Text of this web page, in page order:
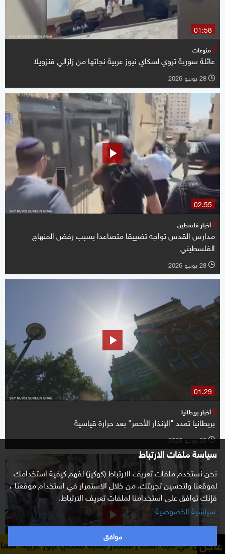
سياسة ملفات الارتباط
نحن نستخدم ملفات تعريف الارتباط (كوكيز) لفهم كيفية استخدامك
لموقعنا ولتحسين تجربتك. من خلال الاستمرار في استخدام موقعنا ،
فإنك توافق على استخدامنا لملفات تعريف الارتباط.
سياسية الخصوصية
موافق
01:58
منوعات
عائلة سورية تروي لسكاي نيوز عربية نجاتها من زلزالي فنزويلا
l 28 يونيو 2026
02:55
أخبار فلسطين
مدارس القدس تواجه تضييقا متصاعدا بسبب رفض المنهاج
الفلسطيني
l 28 يونيو 2026
01:29
أخبار بريطانيا
بريطانيا تمدد "الإنذار الأحمر" بعد حرارة قياسية
l 26 يونيو 2026
عاجليمنية لسكاي نيوز عربية: سماع دوي انفجارين جديدين